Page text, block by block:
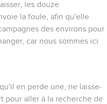
les douze
la foule, afin qu'elle
des environs pour
car nous sommes ici
en perde une, ne laisse-
pour aller à la recherche de